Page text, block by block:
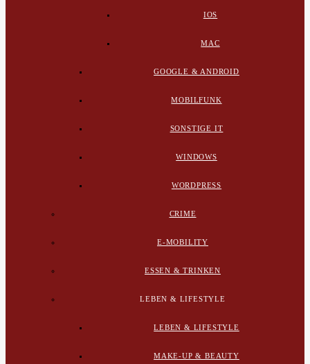
IOS
MAC
GOOGLE & ANDROID
MOBILFUNK
SONSTIGE IT
WINDOWS
WORDPRESS
CRIME
E-MOBILITY
ESSEN & TRINKEN
LEBEN & LIFESTYLE
LEBEN & LIFESTYLE
MAKE-UP & BEAUTY